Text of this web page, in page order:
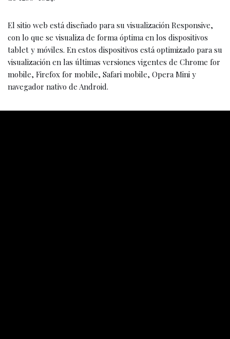
El sitio web está diseñado para su visualización Responsive,
con lo que se visualiza de forma óptima en los dispositivos
tablet y móviles. En estos dispositivos está optimizado para su
visualización en las últimas versiones vigentes de Chrome for
mobile, Firefox for mobile, Safari mobile, Opera Mini y
navegador nativo de Android.